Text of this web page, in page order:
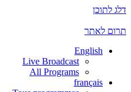
דלג לתוכן
תרום לאתר
English
Live Broadcast
All Programs
français